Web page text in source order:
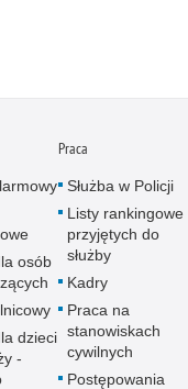
osób
dzieci
-
Praca
Służba w Policji
Listy rankingowe
przyjętych do
służby
Kadry
Praca na
stanowiskach
cywilnych
Postępowania